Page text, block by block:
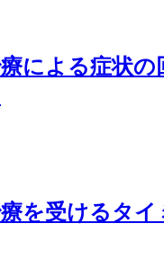
による症状
を受けるタ